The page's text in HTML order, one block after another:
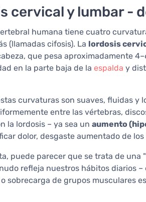
cervical y lumbar -
humana tiene cuatro
(llamadas cifosis). La lordosis
que pesa aproximadamente
en la parte baja de la espalda y
curvaturas son suaves, fluidas y
entre las vértebras,
la lordosis – ya sea un aumento
dolor, desgaste aumentado de
puede parecer que se trata de
refleja nuestros hábitos diarios
sobrecarga de grupos musculares